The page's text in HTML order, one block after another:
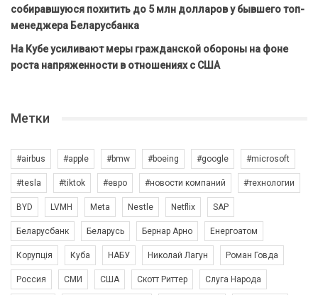
собиравшуюся похитить до 5 млн долларов у бывшего топ-
менеджера Беларусбанка
На Кубе усиливают меры гражданской обороны на фоне
роста напряженности в отношениях с США
Метки
#airbus #apple #bmw #boeing #google #microsoft
#tesla #tiktok #евро #новости компаний #технологии
BYD LVMH Meta Nestle Netflix SAP
Беларусбанк Беларусь Бернар Арно Енергоатом
Корупція Куба НАБУ Николай Лагун Роман Говда
Россия СМИ США Скотт Риттер Слуга Народа